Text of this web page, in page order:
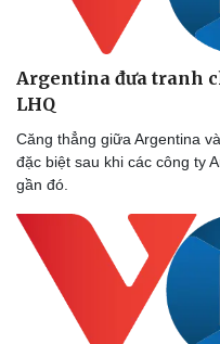
Argentina đưa tranh
LHQ
Căng thẳng giữa Argentina
đặc biệt sau khi các công ty
gần đó.